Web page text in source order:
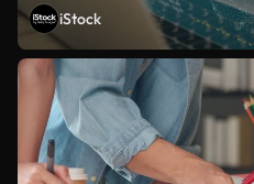
iStock